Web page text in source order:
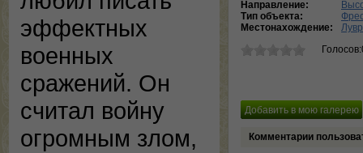
эффектных
военных
сражений. Он
считал войну
огромным злом,
Направление:
Тип объекта:
Местонахождение:
Комментарии